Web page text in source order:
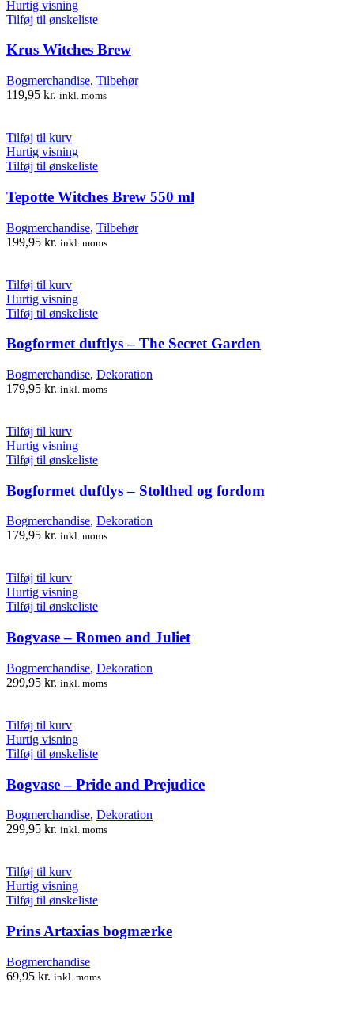
Hurtig visning
Tilføj til ønskeliste
Krus Witches Brew
Bogmerchandise, Tilbehør
119,95 kr. inkl. moms
Tilføj til kurv
Hurtig visning
Tilføj til ønskeliste
Tepotte Witches Brew 550 ml
Bogmerchandise, Tilbehør
199,95 kr. inkl. moms
Tilføj til kurv
Hurtig visning
Tilføj til ønskeliste
Bogformet duftlys – The Secret Garden
Bogmerchandise, Dekoration
179,95 kr. inkl. moms
Tilføj til kurv
Hurtig visning
Tilføj til ønskeliste
Bogformet duftlys – Stolthed og fordom
Bogmerchandise, Dekoration
179,95 kr. inkl. moms
Tilføj til kurv
Hurtig visning
Tilføj til ønskeliste
Bogvase – Romeo and Juliet
Bogmerchandise, Dekoration
299,95 kr. inkl. moms
Tilføj til kurv
Hurtig visning
Tilføj til ønskeliste
Bogvase – Pride and Prejudice
Bogmerchandise, Dekoration
299,95 kr. inkl. moms
Tilføj til kurv
Hurtig visning
Tilføj til ønskeliste
Prins Artaxias bogmærke
Bogmerchandise
69,95 kr. inkl. moms